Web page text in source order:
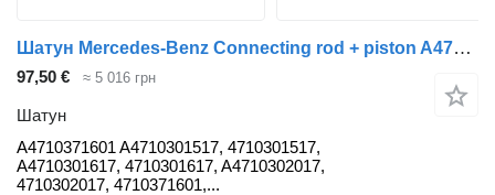
Шатун Mercedes-Benz Connecting rod + piston A4710371601 до тягача Mercedes-Benz Actros
97,50 € ≈ 5 016 грн
Шатун
A4710371601 A4710301517, 4710301517,
A4710301617, 4710301617, A4710302017,
4710302017, 4710371601,...